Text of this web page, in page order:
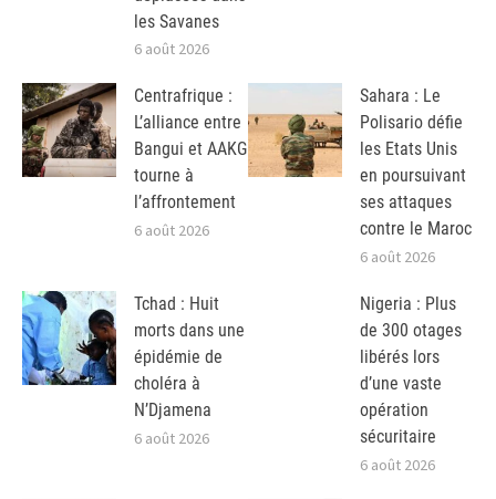
les Savanes
6 août 2026
Centrafrique :
L’alliance entre
Bangui et AAKG
tourne à
l’affrontement
6 août 2026
Sahara : Le
Polisario défie
les Etats Unis
en poursuivant
ses attaques
contre le Maroc
6 août 2026
Tchad : Huit
morts dans une
épidémie de
choléra à
N’Djamena
6 août 2026
Nigeria : Plus
de 300 otages
libérés lors
d’une vaste
opération
sécuritaire
6 août 2026